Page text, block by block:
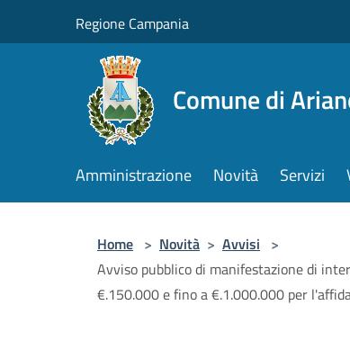
Regione Campania
Comune di
Amministrazione Novità Servizi
Home > Novità > Avvisi >
Avviso pubblico di manifestazione di
€.150.000 e fino a €.1.000.000 per